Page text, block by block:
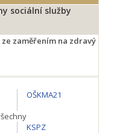
sociální služby
zaměřením na zdravý
OŠKMA21
KSPZ